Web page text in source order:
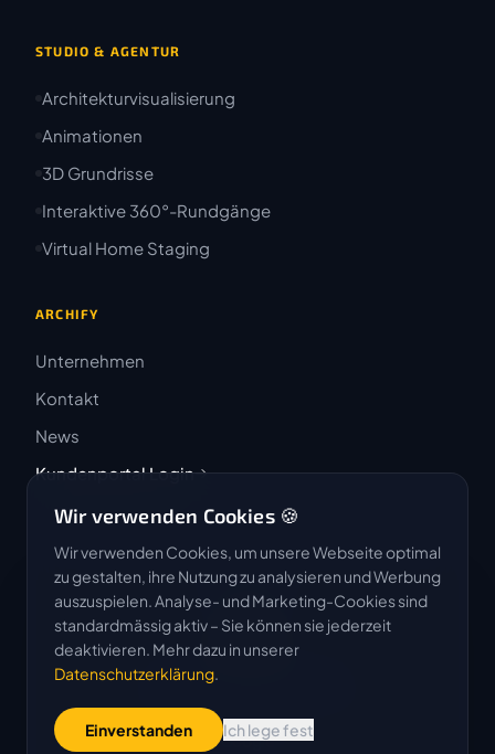
STUDIO & AGENTUR
Architekturvisualisierung
Animationen
3D Grundrisse
Interaktive 360°-Rundgänge
Virtual Home Staging
ARCHIFY
Unternehmen
Kontakt
News
Kundenportal Login
4.9 / 5
★★★★★
Basierend auf 50 Bewertungen
Google
Wir verwenden Cookies 🍪
Wir verwenden Cookies, um unsere Webseite optimal
zu gestalten, ihre Nutzung zu analysieren und Werbung
auszuspielen. Analyse- und Marketing-Cookies sind
standardmässig aktiv – Sie können sie jederzeit
deaktivieren. Mehr dazu in unserer
Datenschutzerklärung.
Einverstanden Ich lege fest